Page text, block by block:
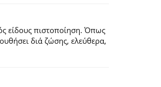
είδους πιστοποίηση. Όπως
διά ζώσης, ελεύθερα,